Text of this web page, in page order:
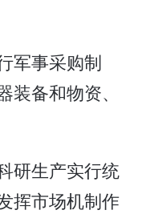
军事采购制
备和物资、
研生产实行统
挥市场机制作